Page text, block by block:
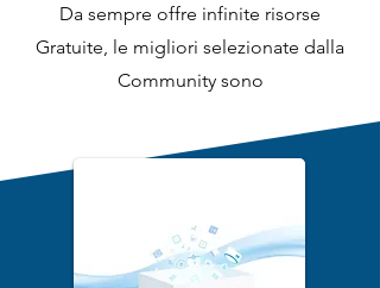
Artificiale Italia
Da sempre offre infinite risorse
Community sono